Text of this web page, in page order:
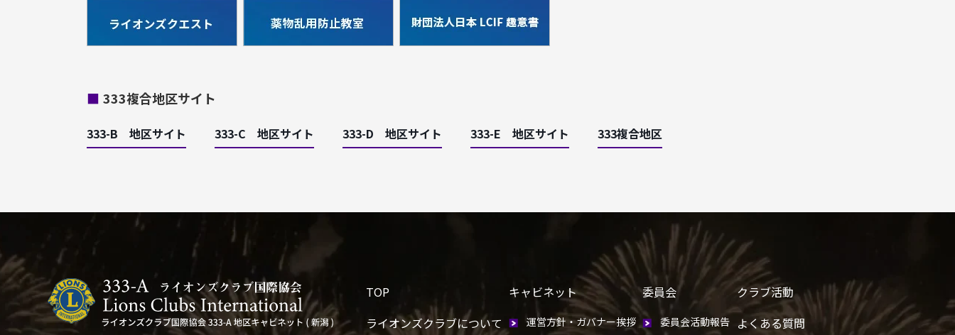
■ 333複合地区サイト
333-B 地区サイト 333-C 地区サイト 333-D 地区サイト 333-E 地区サイト 333複合地区
TOP
ライオンズクラブについて
キャビネット
運営方針・ガバナー挨拶
委員会
委員会活動報告
クラブ活動
よくある質問